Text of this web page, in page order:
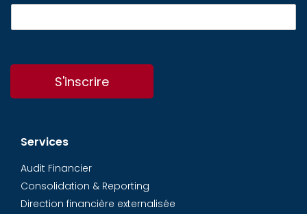
S'inscrire
Services
Audit Financier
Consolidation & Reporting
Direction financière externalisée